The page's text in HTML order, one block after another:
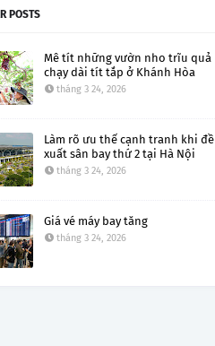
POSTS
Mê tít những vườn nho trĩu quả
chạy dài tít tắp ở Khánh Hòa
tháng 3 24, 2026
Làm rõ ưu thế cạnh tranh khi đề
xuất sân bay thứ 2 tại Hà Nội
tháng 3 24, 2026
Giá vé máy bay tăng
tháng 3 24, 2026